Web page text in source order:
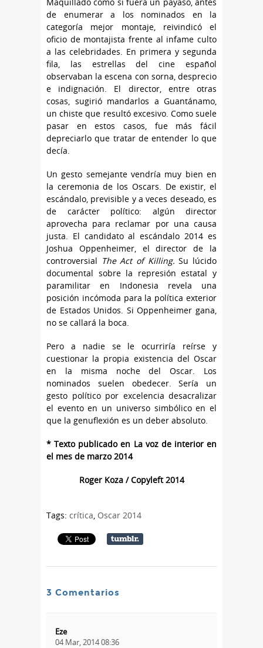
de enumerar a los nominados en la
categoría mejor montaje, reivindicó el
oficio de montajista frente al infame culto
a las celebridades. En primera y segunda
fila, las estrellas del cine español
observaban la escena con sorna, desprecio
e indignación. El director, entre otras
cosas, sugirió mandarlos a Guantánamo,
un chiste que resultó excesivo. Como suele
pasar en estos casos, fue más fácil
depreciarlo que tratar de entender lo que
decía.
Un gesto semejante vendría muy bien en
la ceremonia de los Oscars. De existir, el
escándalo, previsible y a veces deseado, es
de carácter político: algún director
aprovecha para reclamar por una causa
justa. El candidato al escándalo 2014 es
Joshua Oppenheimer, el director de la
controversial The Act of Killing. Su lúcido
documental sobre la represión estatal y
paramilitar en Indonesia revela una
posición incómoda para la política exterior
de Estados Unidos. Si Oppenheimer gana,
no se callará la boca.
Pero a nadie se le ocurriría reírse y
cuestionar la propia existencia del Oscar
en la misma noche del Oscar. Los
nominados suelen obedecer. Sería un
gesto político por excelencia desacralizar
el evento en un universo simbólico en el
que la genuflexión es un deber absoluto.
* Texto publicado en La voz de interior en
el mes de marzo 2014
Roger Koza / Copyleft 2014
Tags: crítica, Oscar 2014
3 Comentarios
Eze
04 Mar, 2014 08:36